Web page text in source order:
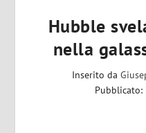
Hubble
nella
Inserito da
Pubblicato: